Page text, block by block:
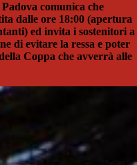
comunica che
dalle ore 18:00 (apertura
ed invita i sostenitori a
di evitare la ressa e poter
Coppa che avverrà alle